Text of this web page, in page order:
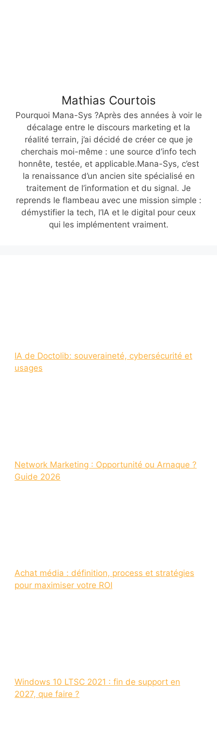
Mathias Courtois
Pourquoi Mana-Sys ?Après des années à voir le
décalage entre le discours marketing et la
réalité terrain, j’ai décidé de créer ce que je
cherchais moi-même : une source d’info tech
honnête, testée, et applicable.Mana-Sys, c’est
la renaissance d’un ancien site spécialisé en
traitement de l’information et du signal. Je
reprends le flambeau avec une mission simple :
démystifier la tech, l’IA et le digital pour ceux
qui les implémentent vraiment.
IA de Doctolib: souveraineté, cybersécurité et
usages
Network Marketing : Opportunité ou Arnaque ?
Guide 2026
Achat média : définition, process et stratégies
pour maximiser votre ROI
Windows 10 LTSC 2021 : fin de support en
2027, que faire ?